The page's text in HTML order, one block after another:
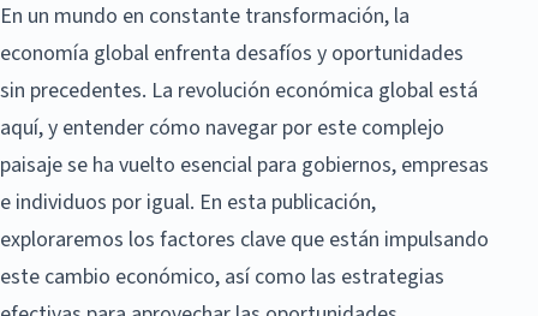
En un mundo en constante transformación, la
economía global enfrenta desafíos y oportunidades
sin precedentes. La revolución económica global está
aquí, y entender cómo navegar por este complejo
paisaje se ha vuelto esencial para gobiernos, empresas
e individuos por igual. En esta publicación,
exploraremos los factores clave que están impulsando
este cambio económico, así como las estrategias